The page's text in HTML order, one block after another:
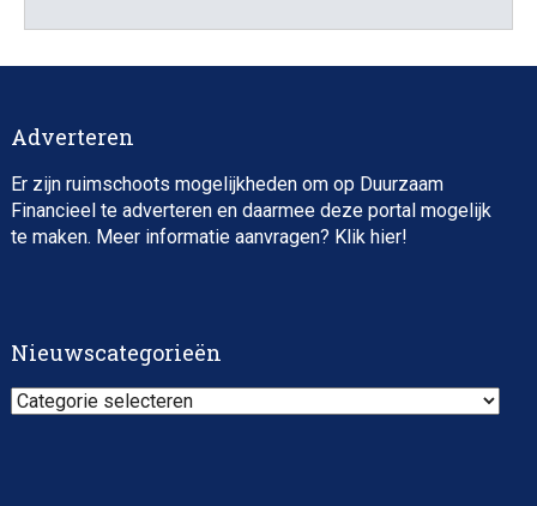
Adverteren
Er zijn ruimschoots mogelijkheden om op Duurzaam
Financieel te adverteren en daarmee deze portal mogelijk
te maken. Meer informatie aanvragen? Klik hier!
Nieuwscategorieën
Nieuwscategorieën